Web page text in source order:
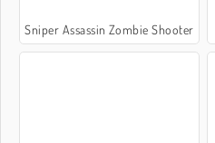
Sniper Assassin Zombie Shooter